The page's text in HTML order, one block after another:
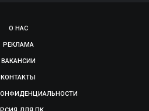
О НАС
РЕКЛАМА
ВАКАНСИИ
КОНТАКТЫ